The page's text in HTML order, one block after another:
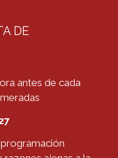
DE
antes de cada